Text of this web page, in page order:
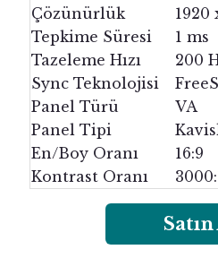
Çözünürlük
1920
Tepkime Süresi
1 ms
Tazeleme Hızı
200
Sync Teknolojisi
Panel Türü
VA
Panel Tipi
En/Boy Oranı
16:9
Kontrast Oranı